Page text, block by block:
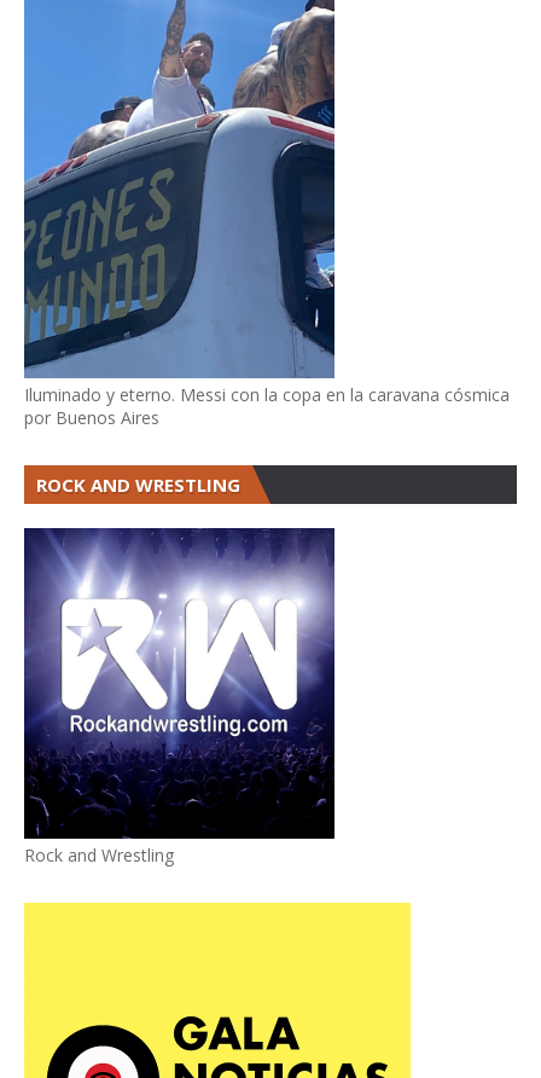
Iluminado y eterno. Messi con la copa en la caravana cósmica
por Buenos Aires
ROCK AND WRESTLING
Rock and Wrestling